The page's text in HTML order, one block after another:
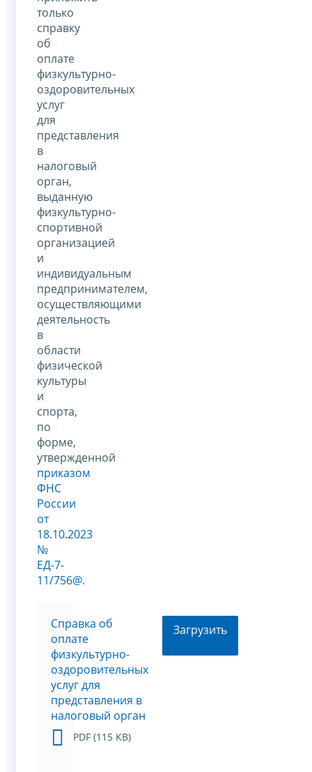
только
справку
об
оплате
физкультурно-
оздоровительных
услуг
для
представления
в
налоговый
орган,
выданную
физкультурно-
спортивной
организацией
и
индивидуальным
предпринимателем,
осуществляющими
деятельность
в
области
физической
культуры
и
спорта,
по
форме,
утвержденной
приказом
ФНС
России
от
18.10.2023
№
ЕД-7-
11/756@.
Справка об
оплате
физкультурно-
оздоровительных
услуг для
представления в
налоговый орган
PDF (115 KB)
Загрузить